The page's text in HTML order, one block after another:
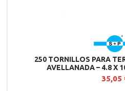
250 TORNILLOS PARA
AVELLANADA – 4.8 X
35,05